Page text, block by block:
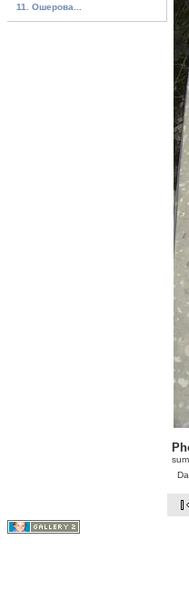
11. Ошерова...